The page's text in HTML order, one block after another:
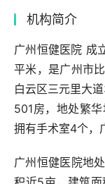
机构简介
广州恒健医院 成
平米，是广州市
白云区三元里大
501房，地处繁
拥有手术室4个，
广州恒健医院地